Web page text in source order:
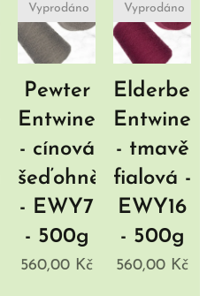
Pewter
Entwine
- cínová
šeďohnědá
- EWY7
- 500g
Vyprodáno
560,00 Kč
Entwine
- tmavě
fialová -
EWY16
- 500g
Vyprodáno
560,00 Kč